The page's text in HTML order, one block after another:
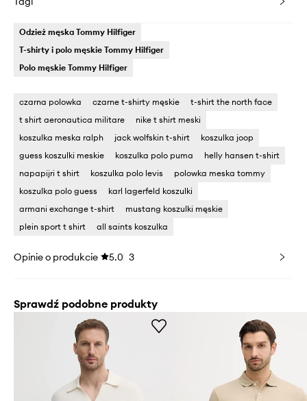
Odzież męska Tommy Hilfiger
T-shirty i polo męskie Tommy Hilfiger
Polo męskie Tommy Hilfiger
czarna polowka czarne t-shirty męskie
t-shirt the north face
t shirt aeronautica militare
nike t shirt meski
koszulka meska ralph
jack wolfskin t-shirt
koszulka joop
guess koszulki meskie
koszulka polo puma
helly hansen t-shirt
napapijri t shirt
koszulka polo levis
polowka meska tommy
koszulka polo guess
karl lagerfeld koszulki
armani exchange t-shirt
mustang koszulki męskie
plein sport t shirt
all saints koszulka
Opinie o produkcie 5.0 3
Sprawdź podobne produkty